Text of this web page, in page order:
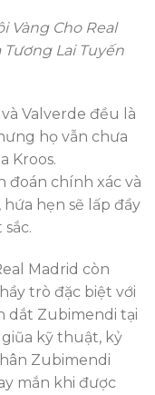
Vàng Cho Real
Lai Tuyến
Valverde đều là
họ vẫn chưa
Kroos.
đoán chính xác và
hẹn sẽ lấp đầy
Madrid còn
trò đặc biệt với
dắt Zubimendi tại
kỹ thuật, kỷ
Zubimendi
mắn khi được